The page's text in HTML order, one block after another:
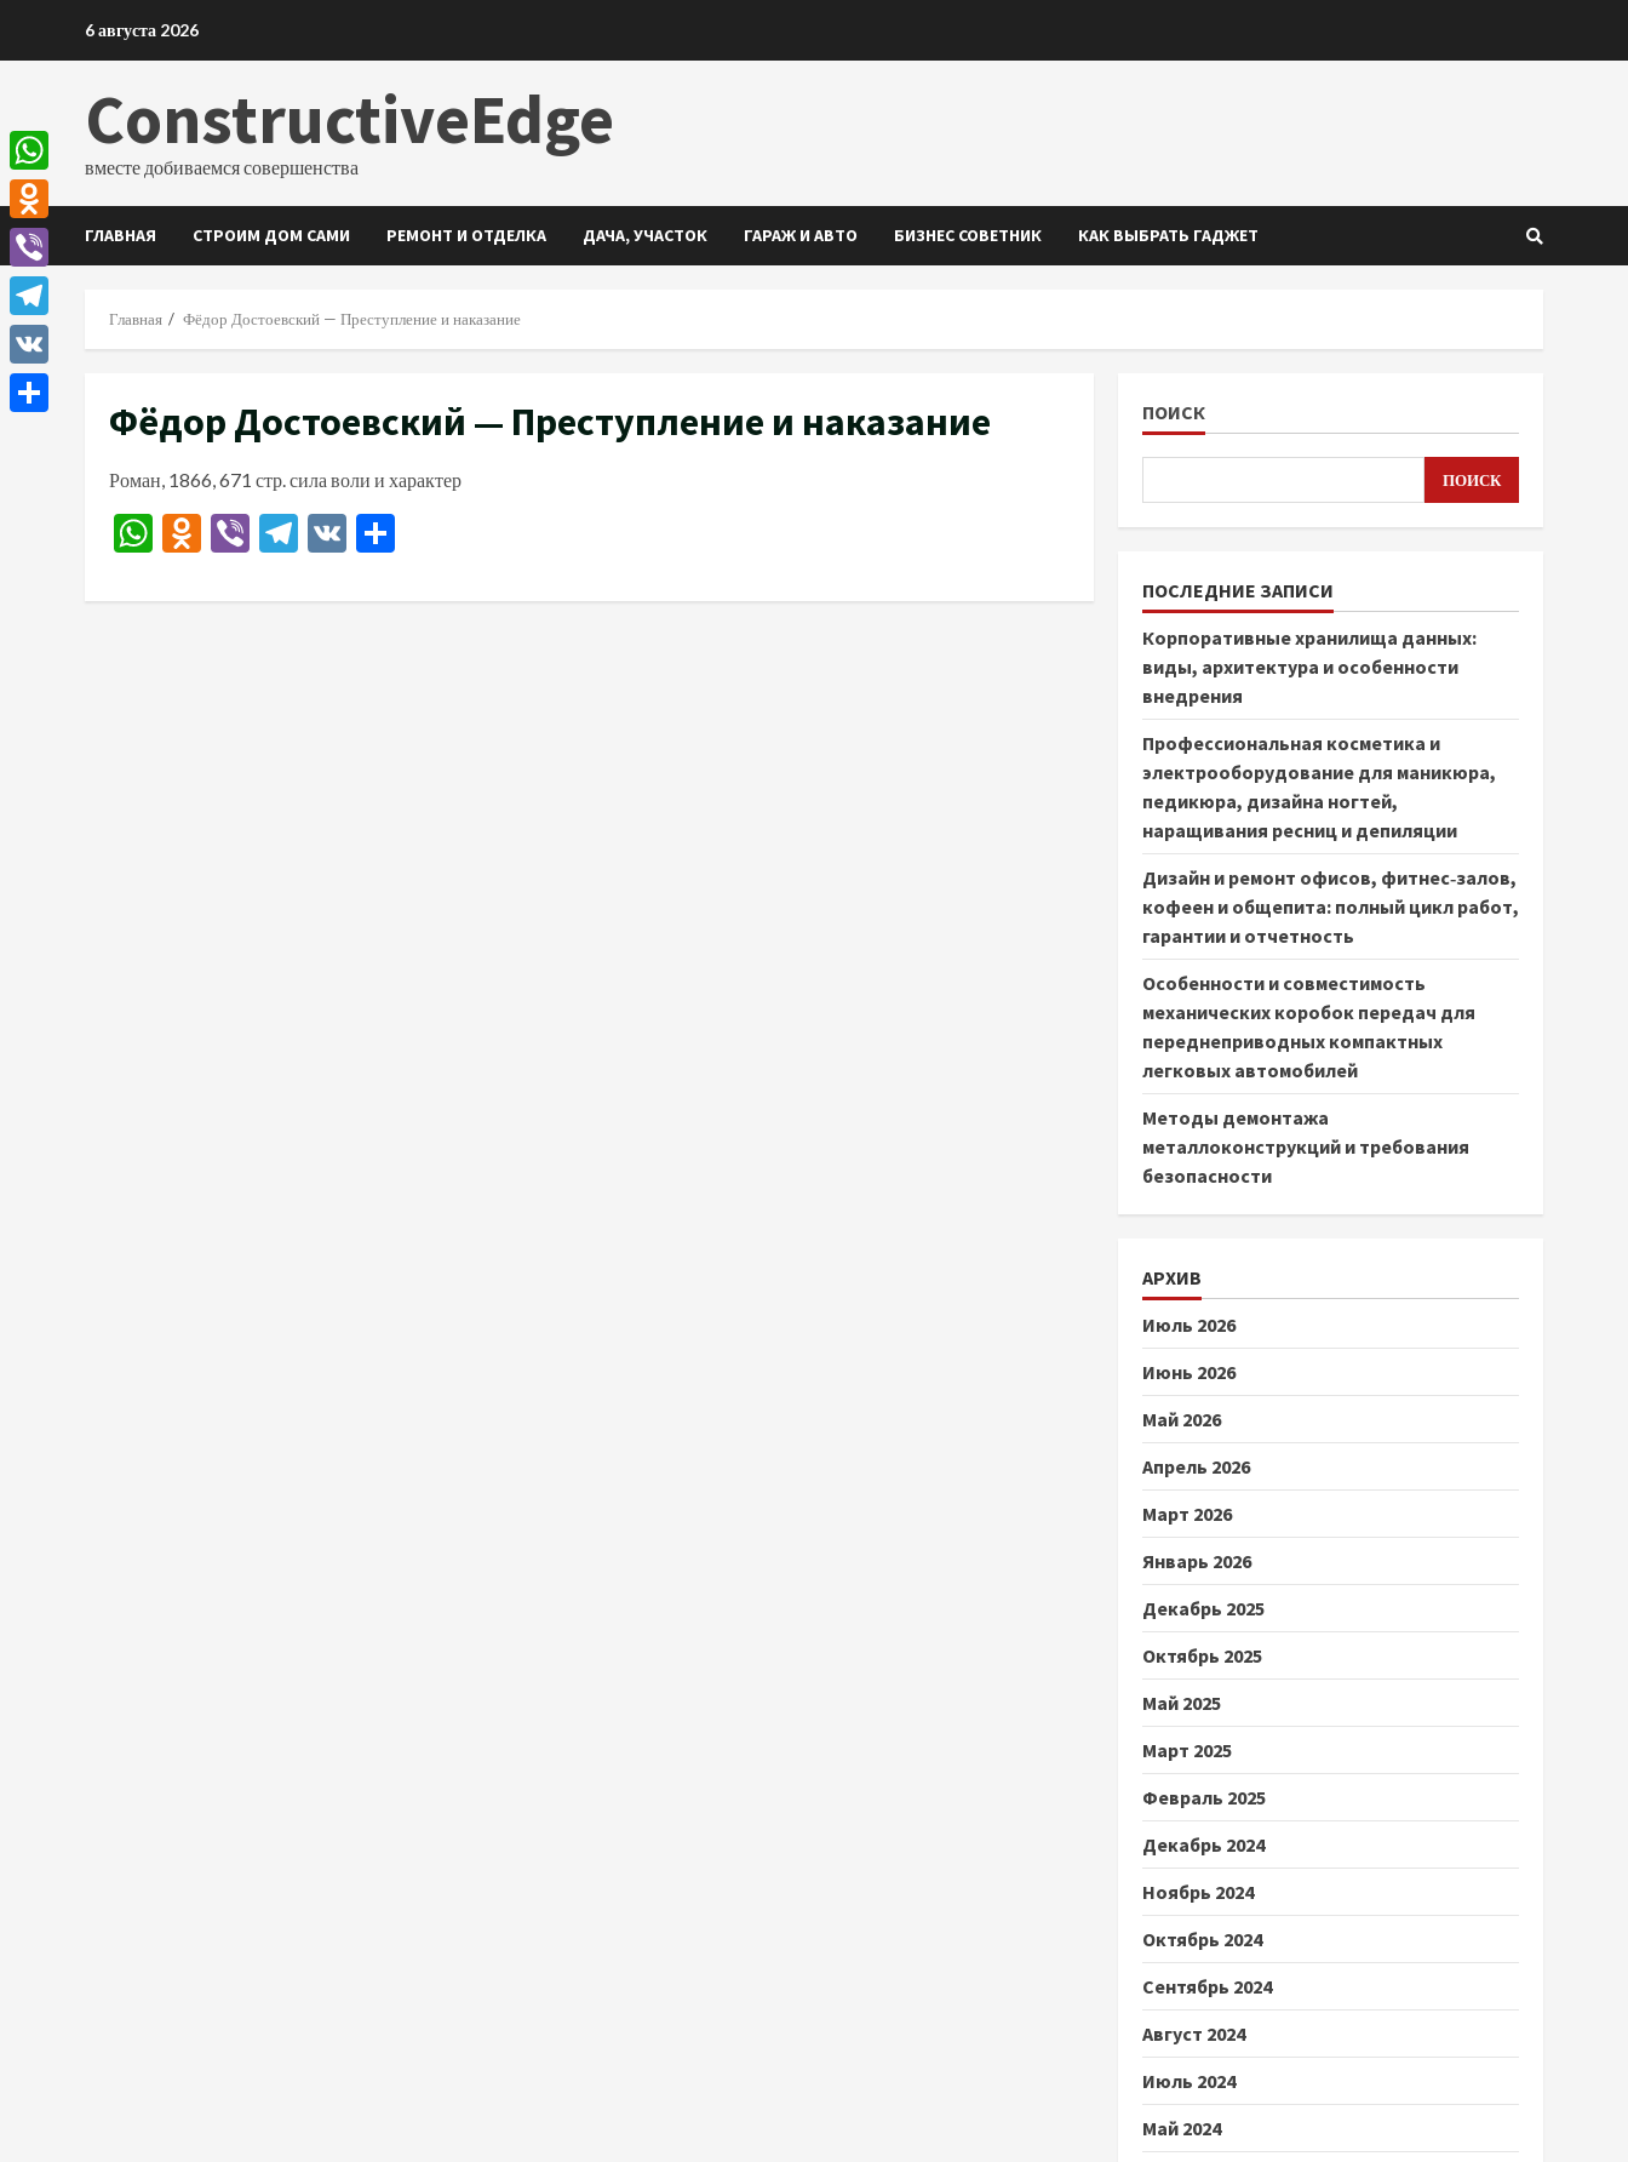
6 августа 2026
ConstructiveEdge
вместе добиваемся совершенства
ГЛАВНАЯ СТРОИМ ДОМ САМИ РЕМОНТ И ОТДЕЛКА ДАЧА, УЧАСТОК ГАРАЖ И АВТО БИЗНЕС СОВЕТНИК КАК ВЫБРАТЬ ГАДЖЕТ
Главная Фёдор Достоевский — Преступление и наказание
Фёдор Достоевский — Преступление и наказание
Роман, 1866, 671 стр. сила воли и характер
WhatsApp
Odnoklassniki
ViberTelegram
VK
ПОИСК
ПОИСК
ПОСЛЕДНИЕ ЗАПИСИ
Корпоративные хранилища данных:
виды, архитектура и особенности
внедрения
Профессиональная косметика и
электрооборудование для маникюра,
педикюра, дизайна ногтей,
наращивания ресниц и депиляции
Дизайн и ремонт офисов, фитнес‑залов,
кофеен и общепита: полный цикл работ,
гарантии и отчетность
Особенности и совместимость
механических коробок передач для
переднеприводных компактных
легковых автомобилей
Методы демонтажа
металлоконструкций и требования
безопасности
АРХИВ
Июль 2026
Июнь 2026
Май 2026
Апрель 2026
Март 2026
Январь 2026
Декабрь 2025
Октябрь 2025
Май 2025
Март 2025
Февраль 2025
Декабрь 2024
Ноябрь 2024
Октябрь 2024
Сентябрь 2024
Август 2024
Июль 2024
Май 2024
WhatsApp
Odnoklassniki
Viber
Telegram
VK